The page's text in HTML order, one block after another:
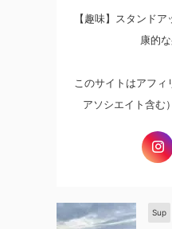
【趣味】スタンド
康的
このサイトはアフ
アソシエイト含む
Sup